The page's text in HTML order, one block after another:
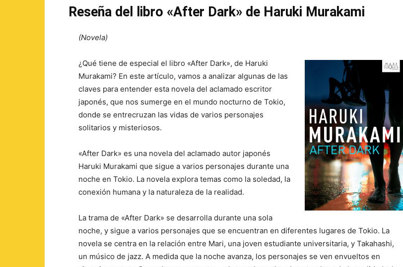
Reseña del libro «After Dark» de Haruki Murakami
(Novela)
¿Qué tiene de especial el libro «After Dark», de Haruki
Murakami? En este artículo, vamos a analizar algunas de las
claves para entender esta novela del aclamado escritor
japonés, que nos sumerge en el mundo nocturno de Tokio,
donde se entrecruzan las vidas de varios personajes
solitarios y misteriosos.
«After Dark» es una novela del aclamado autor japonés
Haruki Murakami que sigue a varios personajes durante una
noche en Tokio. La novela explora temas como la soledad, la
conexión humana y la naturaleza de la realidad.
La trama de «After Dark» se desarrolla durante una sola
noche, y sigue a varios personajes que se encuentran en diferentes lugares de Tokio. La
novela se centra en la relación entre Mari, una joven estudiante universitaria, y Takahashi,
un músico de jazz. A medida que la noche avanza, los personajes se ven envueltos en